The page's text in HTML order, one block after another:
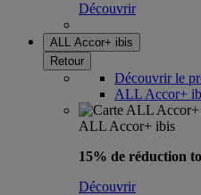
Découvrir
ALL Accor+ ibis
Retour
Découvrir le
ALL Accor+
ALL Accor+ ibis
15% de réduction
Découvrir